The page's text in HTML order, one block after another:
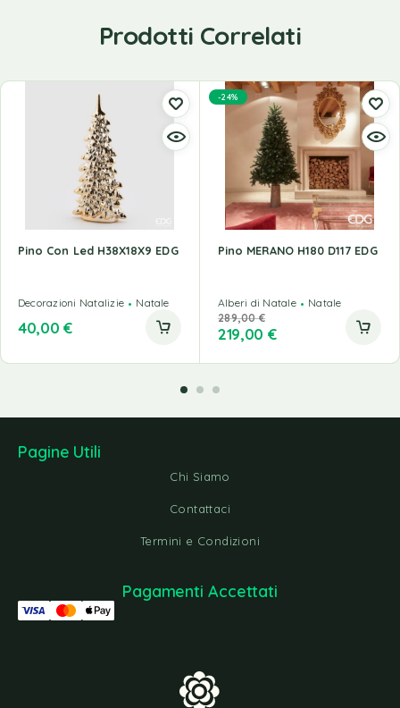
Prodotti Correlati
Pino Con Led H38X18X9 EDG
Decorazioni Natalizie Natale
40,00 €
-24%
Pino MERANO H180 D117 EDG
Alberi di Natale
Natale
289,00€
219,00 €
Pagine Utili
Chi Siamo
Contattaci
Termini e Condizioni
Pagamenti Accettati